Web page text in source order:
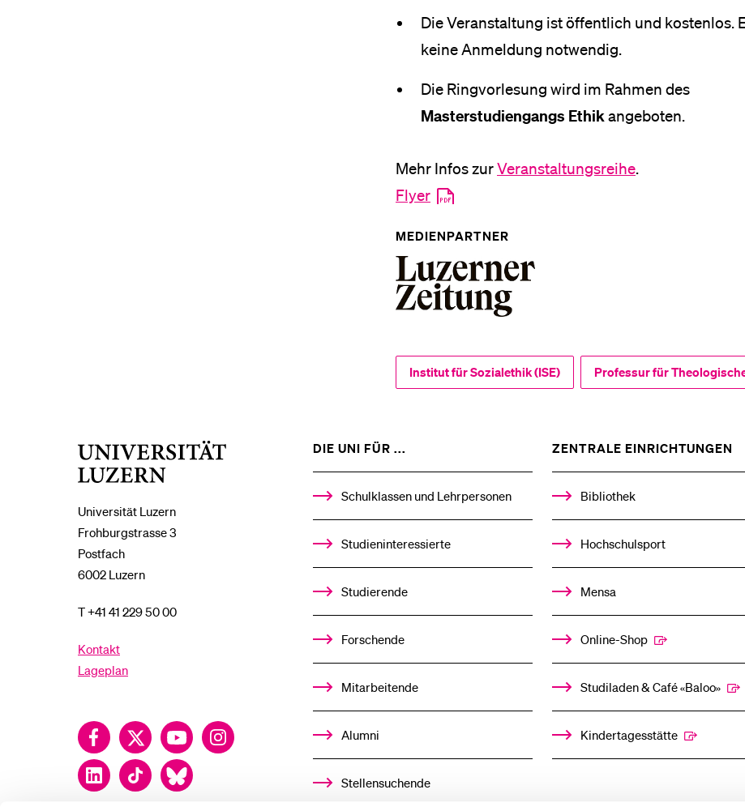
Die Veranstaltung ist öffentlich und kostenlos.
keine Anmeldung notwendig.
Die Ringvorlesung wird im Rahmen des
Masterstudiengangs Ethikangeboten.
Mehr Infos zurVeranstaltungsreihe.
Flyer
MEDIENPARTNER
Institut für Sozialethik (ISE) Professur für
Universität Luzern
Frohburgstrasse 3
Postfach
6002 Luzern
T +41 41 229 50 00
Kontakt
Lageplan
FacebookTwitter YouTubeInstagram
LinkedInTikTok Bluesky
DIE UNI FÜR ...
%1$S
UNTERMENÜ
Schulklassen und Lehrpersonen
Studieninteressierte
Studierende
Forschende
Mitarbeitende
Alumni
Stellensuchende
ZENTRALE EINRICHTUNGEN
Bibliothek
Hochschulsport
Mensa
Online-Shop
Studiladen & Café «Baloo»
Kindertagesstätte